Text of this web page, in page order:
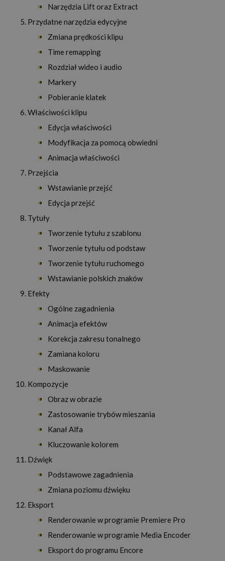
Narzędzia Lift oraz Extract
Przydatne narzędzia edycyjne
Zmiana prędkości klipu
Time remapping
Rozdział wideo i audio
Markery
Pobieranie klatek
Właściwości klipu
Edycja właściwości
Modyfikacja za pomocą obwiedni
Animacja właściwości
Przejścia
Wstawianie przejść
Edycja przejść
Tytuły
Tworzenie tytułu z szablonu
Tworzenie tytułu od podstaw
Tworzenie tytułu ruchomego
Wstawianie polskich znaków
Efekty
Ogólne zagadnienia
Animacja efektów
Korekcja zakresu tonalnego
Zamiana koloru
Maskowanie
Kompozycje
Obraz w obrazie
Zastosowanie trybów mieszania
Kanał Alfa
Kluczowanie kolorem
Dźwięk
Podstawowe zagadnienia
Zmiana poziomu dźwięku
Eksport
Renderowanie w programie Premiere Pro
Renderowanie w programie Media Encoder
Eksport do programu Encore